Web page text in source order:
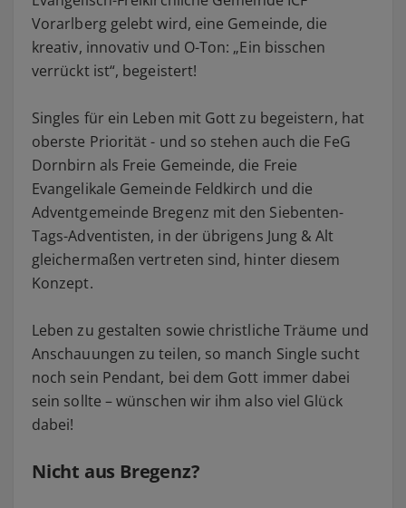
Vorarlberg gelebt wird, eine Gemeinde, die
kreativ, innovativ und O-Ton: „Ein bisschen
verrückt ist“, begeistert!
Singles für ein Leben mit Gott zu begeistern, hat
oberste Priorität - und so stehen auch die FeG
Dornbirn als Freie Gemeinde, die Freie
Evangelikale Gemeinde Feldkirch und die
Adventgemeinde Bregenz mit den Siebenten-
Tags-Adventisten, in der übrigens Jung & Alt
gleichermaßen vertreten sind, hinter diesem
Konzept.
Leben zu gestalten sowie christliche Träume und
Anschauungen zu teilen, so manch Single sucht
noch sein Pendant, bei dem Gott immer dabei
sein sollte – wünschen wir ihm also viel Glück
dabei!
Nicht aus Bregenz?